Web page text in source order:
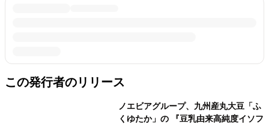
この発行者のリリース
ノエビアグループ、九州産丸大豆「ふ
くゆたか」の 『豆乳由来高純度イソフ